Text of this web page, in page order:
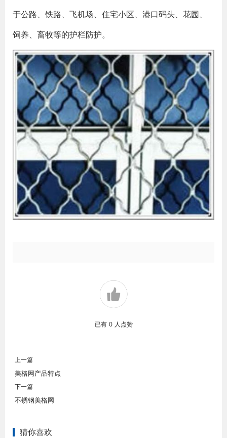
于公路、铁路、飞机场、住宅小区、港口码头、花园、
饲养、畜牧等的护栏防护。
已有 0 人点赞
上一篇
美格网产品特点
下一篇
不锈钢美格网
猜你喜欢